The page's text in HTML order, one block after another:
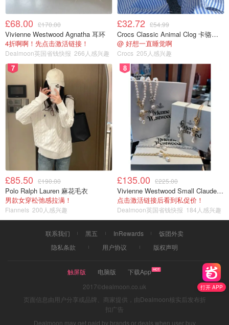
打开 APP
£68.00 £170.00
Vivienne Westwood Agnatha 耳环
4折啊啊！先点击激活链接！
Dealmoon英国省钱快报 266人感兴趣
£32.72 £54.99
Crocs Classic Animal Clog 卡骆驰动物印花洞洞鞋
@ 好想一直睡觉啊
Crocs 205人感兴趣
7
£85.50 £190.00
Polo Ralph Lauren 麻花毛衣
男款女穿松弛感拉满！
Flannels 200人感兴趣
8
£135.00 £225.00
Vivienne Westwood Small Claude 珍珠项链
点击激活链接后看到私促价！
Dealmoon英国省钱快报 184人感兴趣
联系我们 黑五 InRewards
饭团外卖
隐私条款
用户协议 版权声明
触屏版 电脑版
下载App
2017©dealmoon.co.uk
页面信息由用户分享或品牌、商家提供，由Dealmoon核实后发布折
扣广告
Dealmoon may get paid by brands or deals when user buy